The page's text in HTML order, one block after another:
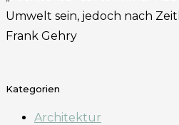
Umwelt sein, jedoch nach
Frank Gehry
Kategorien
Architektur